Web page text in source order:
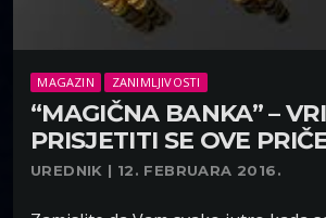
MAGAZIN ZANIMLJIVOSTI
“MAGIČNA BANKA” –
PRISJETITI SE OVE
UREDNIK | 12. FEBRUARA 2016.